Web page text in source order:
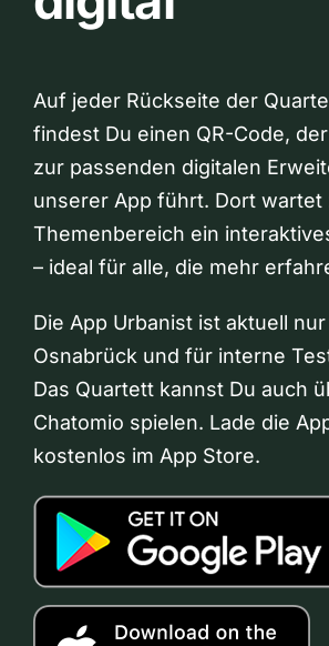
Auf jeder Rückseite der
findest Du einen QR-Code,
zur passenden digitalen
unserer App führt. Dort wartet
Themenbereich ein
– ideal für alle, die mehr
Die App Urbanist ist aktuell
Osnabrück und für interne
Das Quartett kannst Du auch
Chatomio spielen. Lade die
kostenlos im App Store.